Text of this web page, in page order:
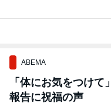
ABEMA
「体にお気をつけ
報告に祝福の声